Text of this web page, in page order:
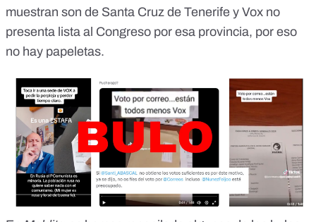
muestran son de Santa Cruz de Tenerife y Vox no
presenta lista al Congreso por esa provincia, por eso
no hay papeletas.